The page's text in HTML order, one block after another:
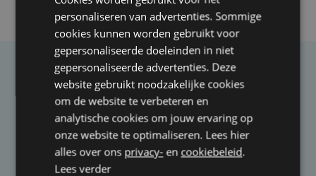
Taalfout opgemerkt?
Heb je een taal- of schrijffout opgemerkt in dit
artikel?
Laat het ons weten
personaliseren van advertenties. Sommige
cookies kunnen worden gebruikt voor
gepersonaliseerde doeleinden in niet
gepersonaliseerde advertenties. Deze
website gebruikt noodzakelijke cookies
om de website te verbeteren en
analytische cookies om jouw ervaring op
onze website te optimaliseren. Lees hier
alles over ons privacy- en cookiebeleid.
Lees verder